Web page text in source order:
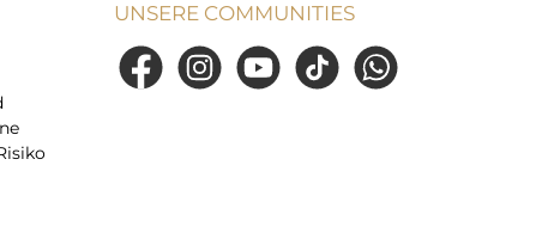
UNSERE COMMUNITIES
FacebookInstagramYouTubeTikTok WhatsApp